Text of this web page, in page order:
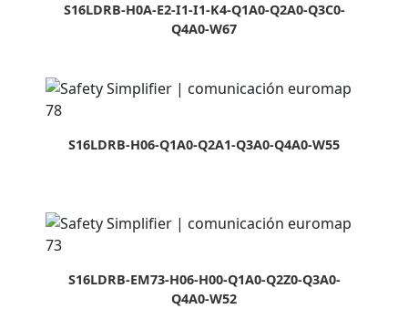
S16LDRB-H0A-E2-I1-I1-K4-Q1A0-Q2A0-Q3C0-
Q4A0-W67
S16LDRB-H06-Q1A0-Q2A1-Q3A0-Q4A0-W55
S16LDRB-EM73-H06-H00-Q1A0-Q2Z0-Q3A0-
Q4A0-W52